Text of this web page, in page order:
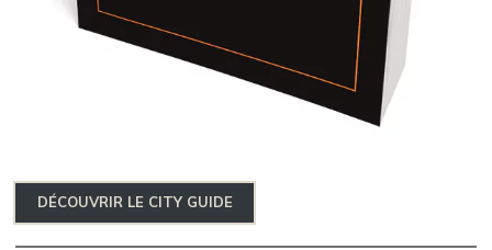
DÉCOUVRIR LE CITY GUIDE